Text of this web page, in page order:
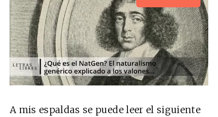
A mis espaldas se puede leer el siguiente